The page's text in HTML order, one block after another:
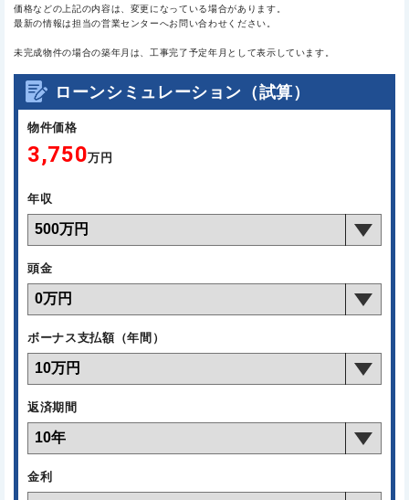
価格などの上記の内容は、変更になっている場合があります。
最新の情報は担当の営業センターへお問い合わせください。
未完成物件の場合の築年月は、工事完了予定年月として表示しています。
ローンシミュレーション（試算）
物件価格
3,750万円
年収
頭金
ボーナス支払額（年間）
返済期間
金利